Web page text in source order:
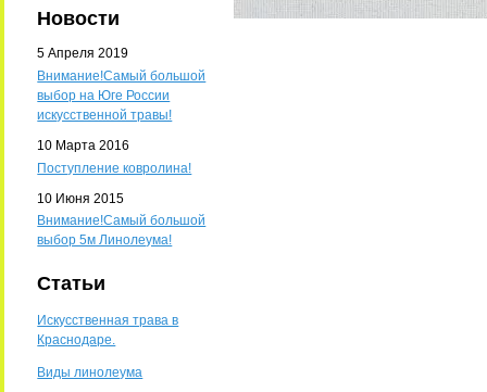
Новости
5 Апреля 2019
Внимание!Самый большой
выбор на Юге России
искусственной травы!
10 Марта 2016
Поступление ковролина!
10 Июня 2015
Внимание!Самый большой
выбор 5м Линолеума!
Статьи
Искусственная трава в
Краснодаре.
Виды линолеума